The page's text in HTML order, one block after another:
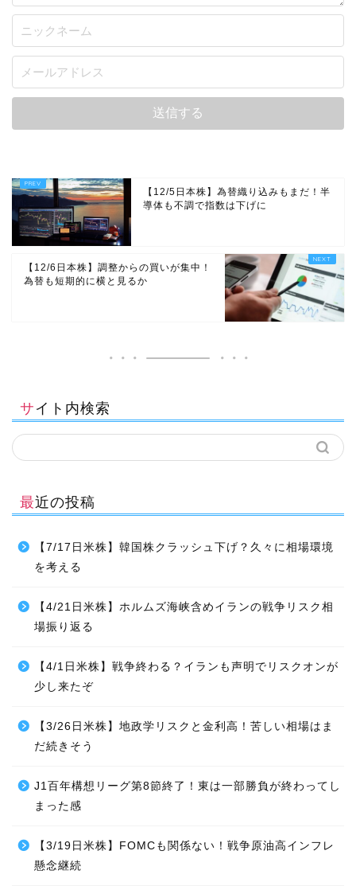
【12/5日本株】為替織り込みもまだ！半
導体も不調で指数は下げに
【12/6日本株】調整からの買いが集中！
為替も短期的に横と見るか
サイト内検索
最近の投稿
【7/17日米株】韓国株クラッシュ下げ？久々に相場環境
を考える
【4/21日米株】ホルムズ海峡含めイランの戦争リスク相
場振り返る
【4/1日米株】戦争終わる？イランも声明でリスクオンが
少し来たぞ
【3/26日米株】地政学リスクと金利高！苦しい相場はま
だ続きそう
J1百年構想リーグ第8節終了！東は一部勝負が終わってし
まった感
【3/19日米株】FOMCも関係ない！戦争原油高インフレ
懸念継続